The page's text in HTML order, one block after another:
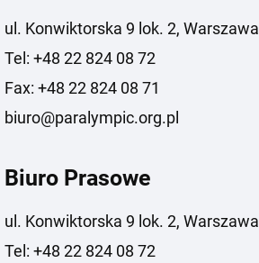
ul. Konwiktorska 9 lok. 2, Warszawa
Tel: +48 22 824 08 72
Fax: +48 22 824 08 71
biuro@paralympic.org.pl
Biuro Prasowe
ul. Konwiktorska 9 lok. 2, Warszawa
Tel: +48 22 824 08 72